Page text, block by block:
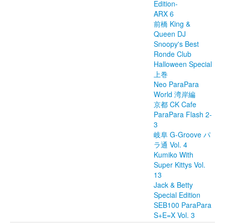
Edition-
ARX 6
前橋 King &
Queen DJ
Snoopy's Best
Ronde Club
Halloween Special
上巻
Neo ParaPara
World 湾岸編
京都 CK Cafe
ParaPara Flash 2-
3
岐阜 G-Groove パ
ラ通 Vol. 4
Kumiko With
Super Kittys Vol.
13
Jack & Betty
Special Edition
SEB100 ParaPara
S+E=X Vol. 3